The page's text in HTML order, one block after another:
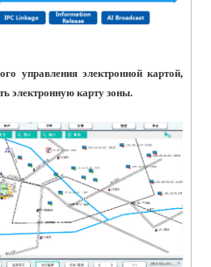
управления электронной картой,
электронную карту зоны.